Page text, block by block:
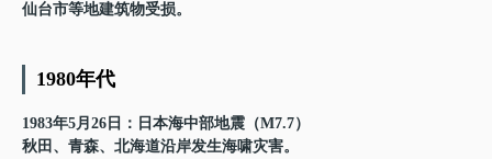
仙台市等地建筑物受损。
1980年代
1983年5月26日：日本海中部地震（M7.7）
秋田、青森、北海道沿岸发生海啸灾害。